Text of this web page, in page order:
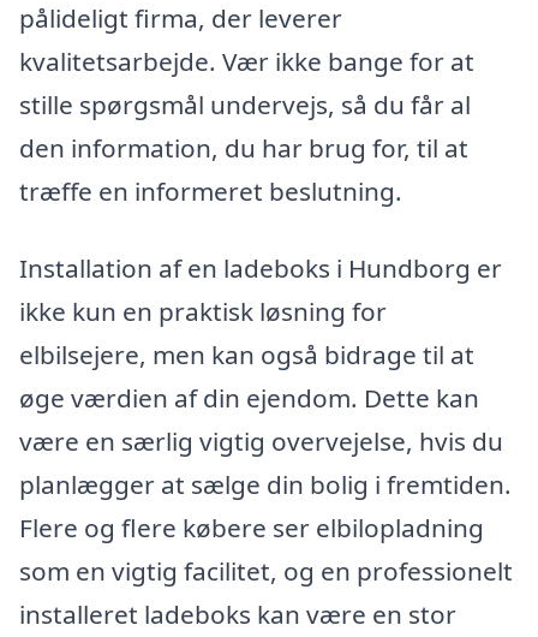
pålideligt firma, der leverer
kvalitetsarbejde. Vær ikke bange for at
stille spørgsmål undervejs, så du får al
den information, du har brug for, til at
træffe en informeret beslutning.
Installation af en ladeboks i Hundborg er
ikke kun en praktisk løsning for
elbilsejere, men kan også bidrage til at
øge værdien af din ejendom. Dette kan
være en særlig vigtig overvejelse, hvis du
planlægger at sælge din bolig i fremtiden.
Flere og flere købere ser elbilopladning
som en vigtig facilitet, og en professionelt
installeret ladeboks kan være en stor